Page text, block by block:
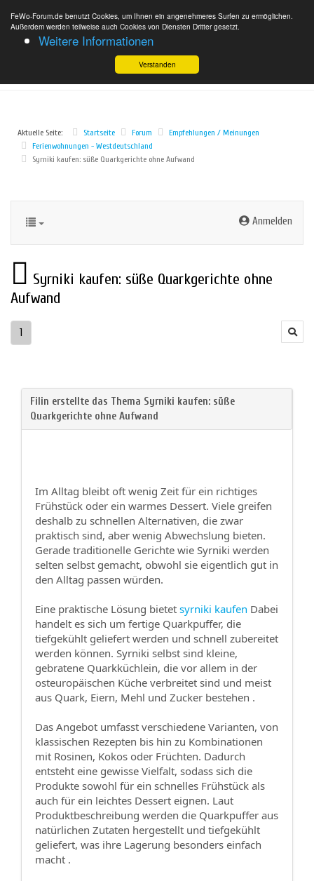
FeWo-Forum.de benutzt Cookies, um Ihnen ein angenehmeres Surfen zu ermöglichen.
Außerdem werden teilweise auch Cookies von Diensten Dritter gesetzt.
Weitere Informationen
Verstanden
Aktuelle Seite: Startseite Forum
Empfehlungen / Meinungen
Ferienwohnungen - Westdeutschland
Syrniki kaufen: süße Quarkgerichte ohne Aufwand
Anmelden
Syrniki kaufen: süße Quarkgerichte ohne
Aufwand
1
Im Alltag bleibt oft wenig Zeit für ein richtiges
Frühstück oder ein warmes Dessert. Viele greifen
deshalb zu schnellen Alternativen, die zwar
praktisch sind, aber wenig Abwechslung bieten.
Gerade traditionelle Gerichte wie Syrniki werden
selten selbst gemacht, obwohl sie eigentlich gut in
den Alltag passen würden.
Eine praktische Lösung bietet syrniki kaufen Dabei
handelt es sich um fertige Quarkpuffer, die
tiefgekühlt geliefert werden und schnell zubereitet
werden können. Syrniki selbst sind kleine,
gebratene Quarkküchlein, die vor allem in der
osteuropäischen Küche verbreitet sind und meist
aus Quark, Eiern, Mehl und Zucker bestehen .
Das Angebot umfasst verschiedene Varianten, von
klassischen Rezepten bis hin zu Kombinationen
mit Rosinen, Kokos oder Früchten. Dadurch
entsteht eine gewisse Vielfalt, sodass sich die
Produkte sowohl für ein schnelles Frühstück als
auch für ein leichtes Dessert eignen. Laut
Produktbeschreibung werden die Quarkpuffer aus
natürlichen Zutaten hergestellt und tiefgekühlt
geliefert, was ihre Lagerung besonders einfach
macht .